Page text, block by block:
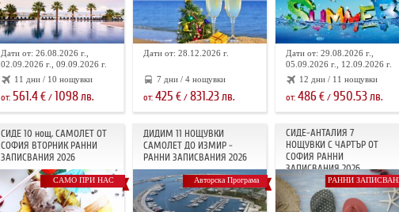
Дати от: 26.08.2026 г.,
02.09.2026 г., 09.09.2026 г.
11 дни / 10 нощувки
от: 561.4€/ 1098лв.
Дати от: 28.12.2026 г.
7 дни / 4 нощувки
от: 425 €/ 831.23лв.
Дати от: 29.08.2026 г.,
05.09.2026 г., 12.09.2026 г.
12 дни / 11 нощувки
от: 486€/ 950.53лв.
СИДЕ 10 нощ. САМОЛЕТ ОТ
СОФИЯ ВТОРНИК РАННИ
ЗАПИСВАНИЯ 2026
САМО ПРИ НАС
ДИДИМ 11 НОЩУВКИ
САМОЛЕТ ДО ИЗМИР -
РАННИ ЗАПИСВАНИЯ 2026
Авторска Програма
СИДЕ-АНТАЛИЯ 7
НОЩУВКИ С ЧАРТЪР OT
СОФИЯ РАННИ
ЗАПИСВАНИЯ 2026
РАННИ